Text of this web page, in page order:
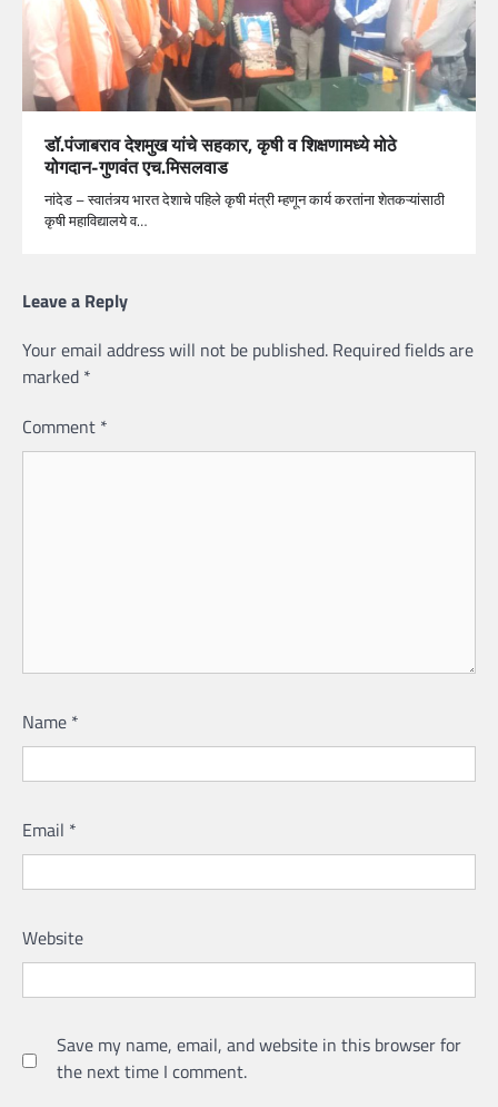
डॉ.पंजाबराव देशमुख यांचे सहकार, कृषी व शिक्षणामध्ये मोठे
योगदान-गुणवंत एच.मिसलवाड
नांदेड – स्वातंत्र्य भारत देशाचे पहिले कृषी मंत्री म्हणून कार्य करतांना शेतकऱ्यांसाठी
कृषी महाविद्यालये व…
Leave a Reply
Your email address will not be published. Required fields are
marked *
Comment *
Name *
Email *
Website
Save my name, email, and website in this browser for
the next time I comment.